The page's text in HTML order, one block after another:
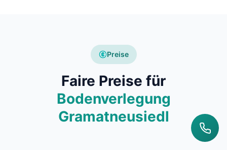
Preise
Faire Preise für
Bodenverlegung
Gramatneusiedl